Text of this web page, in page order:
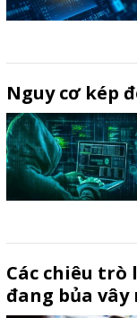
Nguy cơ kép
Các chiêu trò
đang bủa